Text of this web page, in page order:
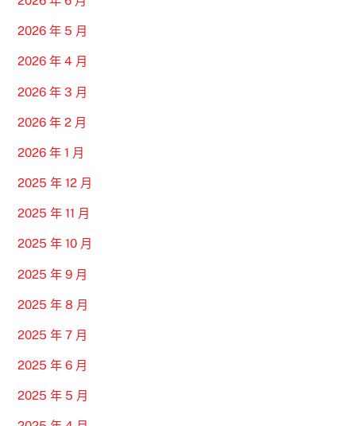
2026 年 5 月
2026 年 4 月
2026 年 3 月
2026 年 2 月
2026 年 1 月
2025 年 12 月
2025 年 11 月
2025 年 10 月
2025 年 9 月
2025 年 8 月
2025 年 7 月
2025 年 6 月
2025 年 5 月